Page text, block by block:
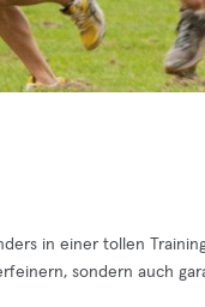
in einer tollen
sondern auch